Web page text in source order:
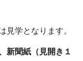
見学となります。
新聞紙（見開き１